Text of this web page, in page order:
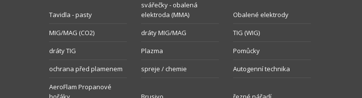
Tavidla - pasty
svářečky - obalená
elektroda (MMA)
Obalené elektrody
MIG/MAG (CO2) dráty MIG/MAG TIG (WIG)
dráty TIG Plazma Pomůcky
ochrana před plamenem spreje / chemie Autogenní technika
AeroFlam Propanové